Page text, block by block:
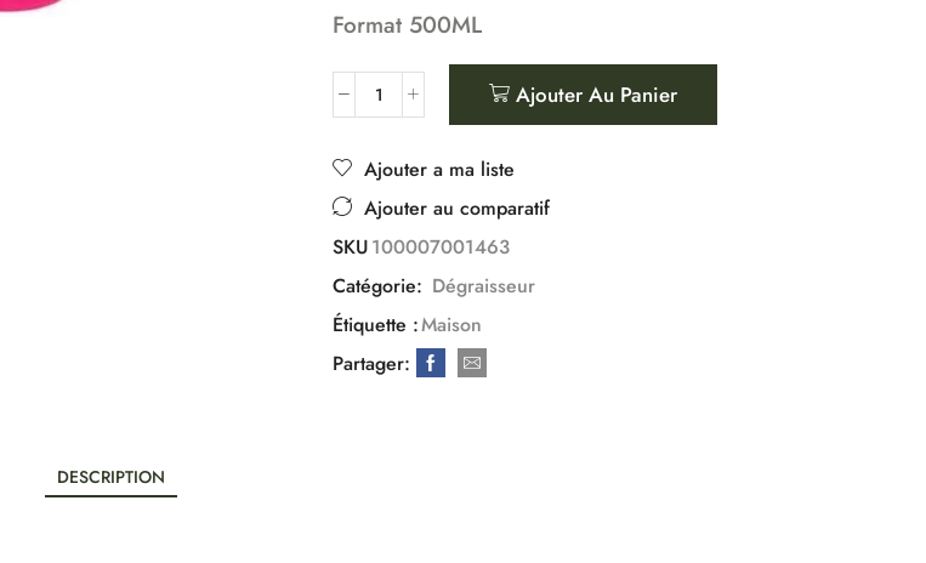
Format 500ML
Ajouter Au Panier
Ajouter a ma liste
Ajouter au comparatif
SKU100007001463
Catégorie: Dégraisseur
Étiquette :Maison
Partager:
DESCRIPTION